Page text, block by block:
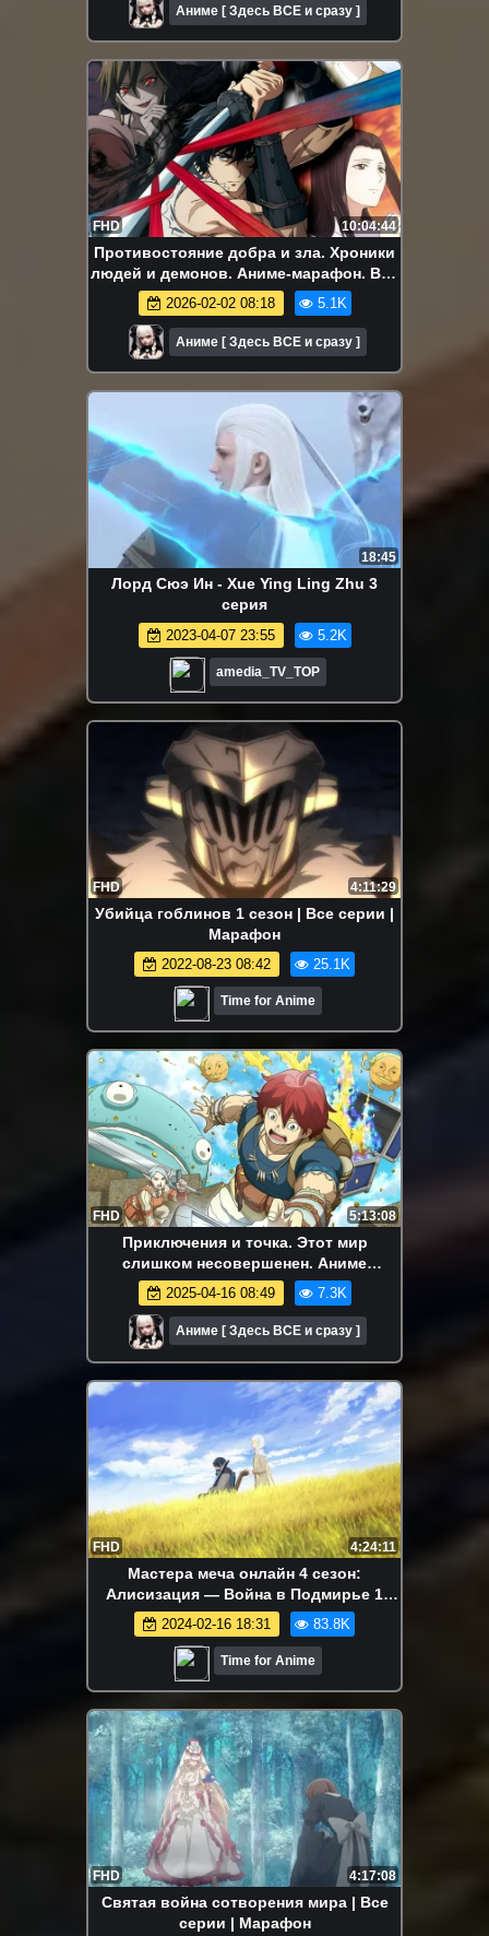
Аниме [ Здесь ВСЕ и сразу ]
FHD 10:04:44
Противостояние добра и зла. Хроники
людей и демонов. Аниме-марафон. Все
серии подряд.
2026-02-02 08:18 5.1K
Аниме [ Здесь ВСЕ и сразу ]
18:45
Лорд Сюэ Ин - Xue Ying Ling Zhu 3
серия
2023-04-07 23:55 5.2K
amedia_TV_TOP
FHD 4:11:29
Убийца гоблинов 1 сезон | Все серии |
Марафон
2022-08-23 08:42 25.1K
Time for Anime
FHD 5:13:08
Приключения и точка. Этот мир
слишком несовершенен. Аниме
марафон. Все серии подряд.
2025-04-16 08:49 7.3K
Аниме [ Здесь ВСЕ и сразу ]
FHD 4:24:11
Мастера меча онлайн 4 сезон:
Алисизация — Война в Подмирье 1
часть | Все серии | Марафон
2024-02-16 18:31 83.8K
Time for Anime
FHD 4:17:08
Святая война сотворения мира | Все
серии | Марафон